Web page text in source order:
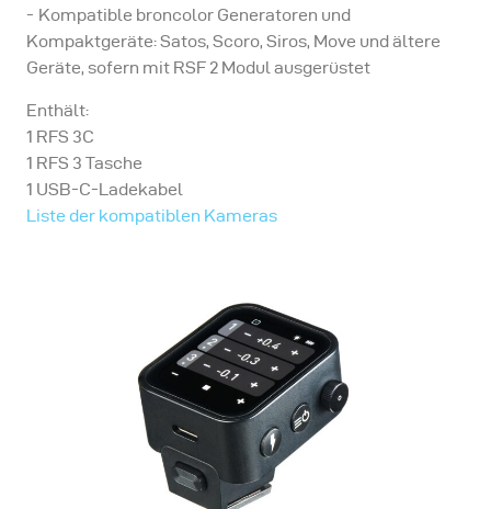
Kompatible broncolor Generatoren und
Kompaktgeräte: Satos, Scoro, Siros, Move und ältere
Geräte, sofern mit RSF 2 Modul ausgerüstet
Enthält:
1 RFS 3C
1 RFS 3 Tasche
1 USB-C-Ladekabel
Liste der kompatiblen Kameras